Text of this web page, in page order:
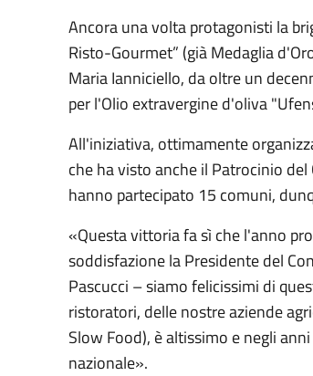
Ancora una volta protagonisti la
Risto-Gourmet” (già Medaglia
Maria Ianniciello, da oltre un
per l'Olio extravergine d'oliva
All'iniziativa, ottimamente
che ha visto anche il Patrocinio
hanno partecipato 15 comuni,
«Questa vittoria fa sì che l'anno
soddisfazione la Presidente del
Pascucci – siamo felicissimi di
ristoratori, delle nostre aziende
Slow Food), è altissimo e negli
nazionale».